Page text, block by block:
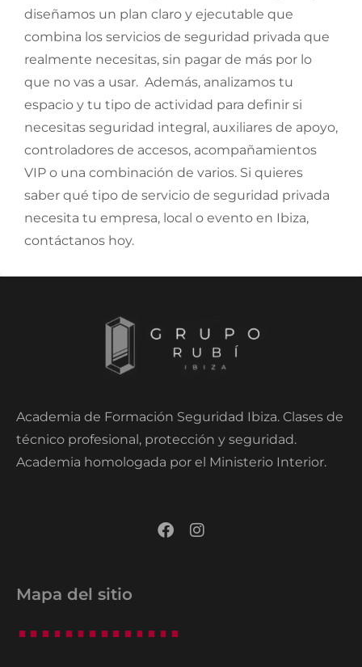
diseñamos un plan claro y ejecutable que
combina los servicios de seguridad privada que
realmente necesitas, sin pagar de más por lo
que no vas a usar. Además, analizamos tu
espacio y tu tipo de actividad para definir si
necesitas seguridad integral, auxiliares de apoyo,
controladores de accesos, acompañamientos
VIP o una combinación de varios. Si quieres
saber qué tipo de servicio de seguridad privada
necesita tu empresa, local o evento en Ibiza,
contáctanos hoy.
Academia de Formación Seguridad Ibiza. Clases de
técnico profesional, protección y seguridad.
Academia homologada por el Ministerio Interior.
Mapa del sitio